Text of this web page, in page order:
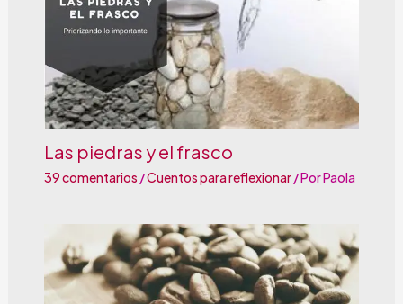
Las piedras y el frasco
39 comentarios /Cuentos para reflexionar/ PorPaola